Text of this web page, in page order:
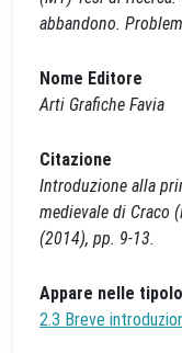
abbandono.
Nome Editore
Arti Grafiche Favia
Citazione
Introduzione alla
medievale di Craco
(2014), pp. 9-13.
Appare nelle
2.3 Breve